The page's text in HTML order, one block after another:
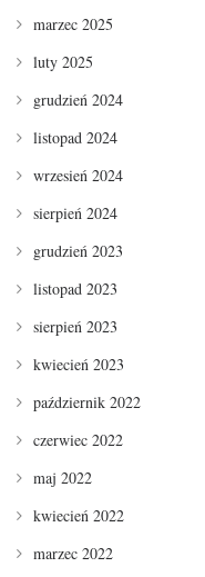
marzec 2025
luty 2025
grudzień 2024
listopad 2024
wrzesień 2024
sierpień 2024
grudzień 2023
listopad 2023
sierpień 2023
kwiecień 2023
październik 2022
czerwiec 2022
maj 2022
kwiecień 2022
marzec 2022